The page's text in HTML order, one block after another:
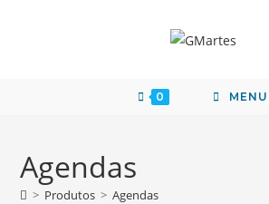
0 MENU
Agendas
> Produtos > Agendas